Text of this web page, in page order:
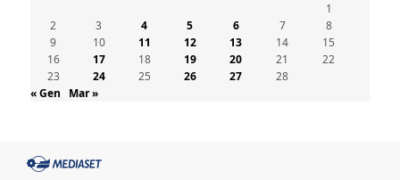
1
2
3 4 5 6 7
8
9
10 11 12 13 14
15
16
17 18 19 20 21
22
23
24 25 26 27
28
« Gen
Mar »